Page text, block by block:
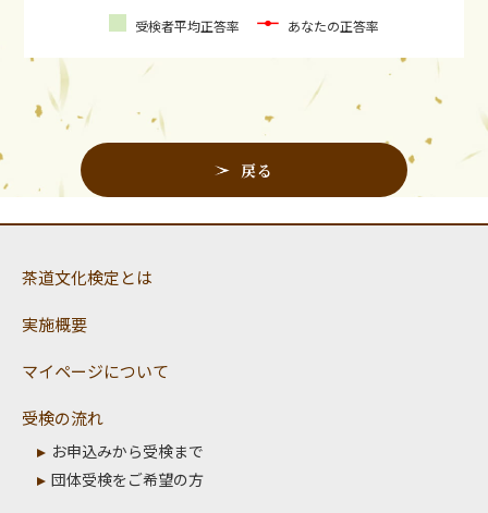
受検者平均正答率 あなたの正答率
戻る
茶道文化検定とは
実施概要
マイページについて
受検の流れ
お申込みから受検まで
団体受検をご希望の方